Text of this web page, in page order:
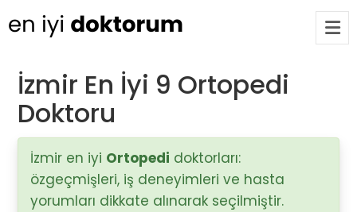
Op. Dr. Ayşecan Enmutlu
Adana / Seyhan
Doç. Dr. Songül Alemdaroğlu
Adana / Seyhan
İzmir En İyi 9 Ortopedi
Doktoru
İzmir en iyi Ortopedi doktorları:
özgeçmişleri, iş deneyimleri ve hasta
yorumları dikkate alınarak seçilmiştir.